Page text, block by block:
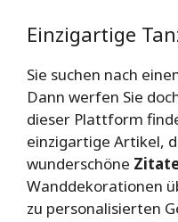
Einzigartige
Sie suchen nach
Dann werfen Sie
dieser Plattform
einzigartige Artikel,
wunderschöne
Wanddekorationen
zu personalisierten